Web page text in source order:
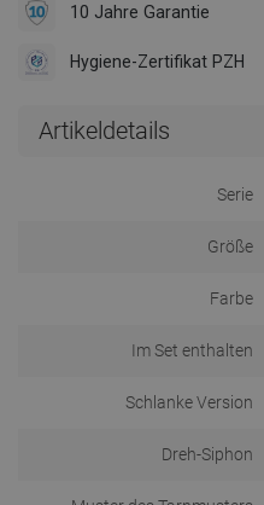
10 Jahre Garantie
Hygiene-Zertifikat PZH
Artikeldetails
Serie
Größe
Farbe
Im Set enthalten
Schlanke Version
Dreh-Siphon